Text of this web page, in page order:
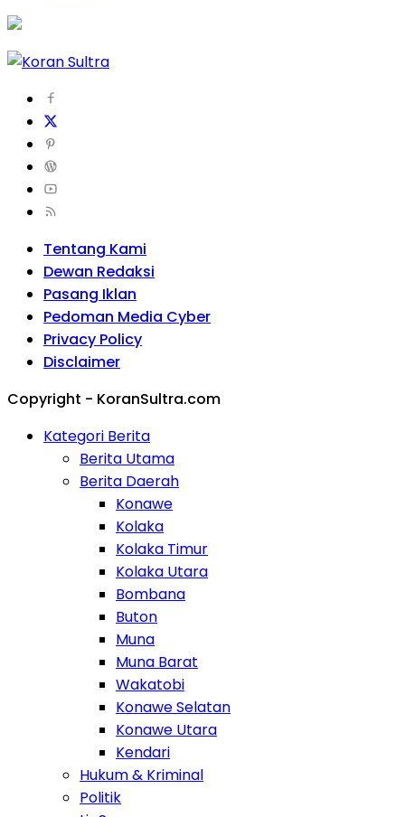
Tentang Kami
Dewan Redaksi
Pasang Iklan
Pedoman Media Cyber
Privacy Policy
Disclaimer
Copyright - KoranSultra.com
Kategori Berita
Berita Utama
Berita Daerah
Konawe
Kolaka
Kolaka Timur
Kolaka Utara
Bombana
Buton
Muna
Muna Barat
Wakatobi
Konawe Selatan
Konawe Utara
Kendari
Hukum & Kriminal
Politik